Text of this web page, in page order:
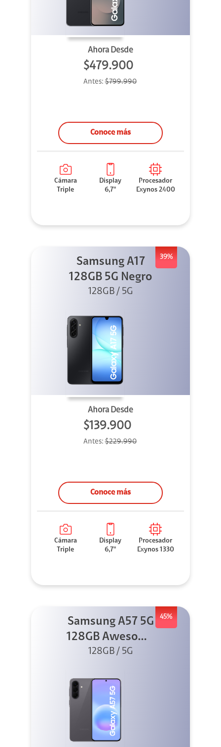
Ahora Desde
$479.900
Antes:$799.990
Conoce más
Cámara
Triple
Display
6,7"
Procesador
Exynos 2400
39%
Samsung A17
128GB 5G Negro
128GB / 5G
Ahora Desde
$139.900
Antes:$229.990
Conoce más
Cámara
Triple
Display
6,7"
Procesador
Exynos 1330
45%
Samsung A57 5G
128GB Awesome
Gray
128GB / 5G